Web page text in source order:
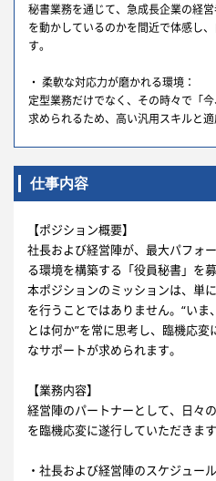
秘書業務を通じて、急成長企業の経
を動かしているのかを間近で体感し
す。
・ 柔軟な対応力が磨かれる環境：
定型業務だけでなく、その時々で「
求められるため、高い汎用スキルと
仕事内容
【ポジション概要】
社長および経営陣が、最大パフォ
る環境を構築する「役員秘書」を募
本ポジションのミッションは、単
を行うことではありません。“い
とは何か”を常に思考し、臨機応
なサポートが求められます。
【業務内容】
経営陣のパートナーとして、日々
を臨機応変に遂行していただきます
・社長および経営陣のスケジュー